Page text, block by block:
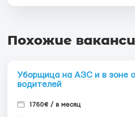
Похожие
Уборщица на АЗС и в зоне
водителей
1760€ / в месяц